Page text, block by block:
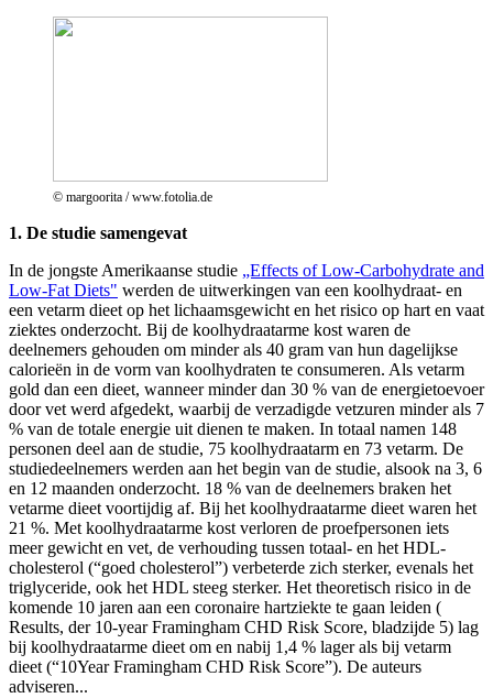
© margoorita / www.fotolia.de
1. De studie samengevat
In de jongste Amerikaanse studie „Effects of Low-Carbohydrate and
Low-Fat Diets" werden de uitwerkingen van een koolhydraat- en
een vetarm dieet op het lichaamsgewicht en het risico op hart en vaat
ziektes onderzocht. Bij de koolhydraatarme kost waren de
deelnemers gehouden om minder als 40 gram van hun dagelijkse
calorieën in de vorm van koolhydraten te consumeren. Als vetarm
gold dan een dieet, wanneer minder dan 30 % van de energietoevoer
door vet werd afgedekt, waarbij de verzadigde vetzuren minder als 7
% van de totale energie uit dienen te maken. In totaal namen 148
personen deel aan de studie, 75 koolhydraatarm en 73 vetarm. De
studiedeelnemers werden aan het begin van de studie, alsook na 3, 6
en 12 maanden onderzocht. 18 % van de deelnemers braken het
vetarme dieet voortijdig af. Bij het koolhydraatarme dieet waren het
21 %. Met koolhydraatarme kost verloren de proefpersonen iets
meer gewicht en vet, de verhouding tussen totaal- en het HDL-
cholesterol (“goed cholesterol”) verbeterde zich sterker, evenals het
triglyceride, ook het HDL steeg sterker. Het theoretisch risico in de
komende 10 jaren aan een coronaire hartziekte te gaan leiden (
Results, der 10-year Framingham CHD Risk Score, bladzijde 5) lag
bij koolhydraatarme dieet om en nabij 1,4 % lager als bij vetarm
dieet (“10Year Framingham CHD Risk Score”). De auteurs
adviseren...